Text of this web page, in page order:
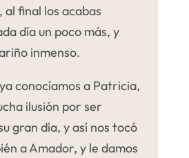
al final los acabas
día un poco más, y
inmenso.
conocíamos a Patricia,
ilusión por ser
gran día, y así nos tocó
a Amador, y le damos